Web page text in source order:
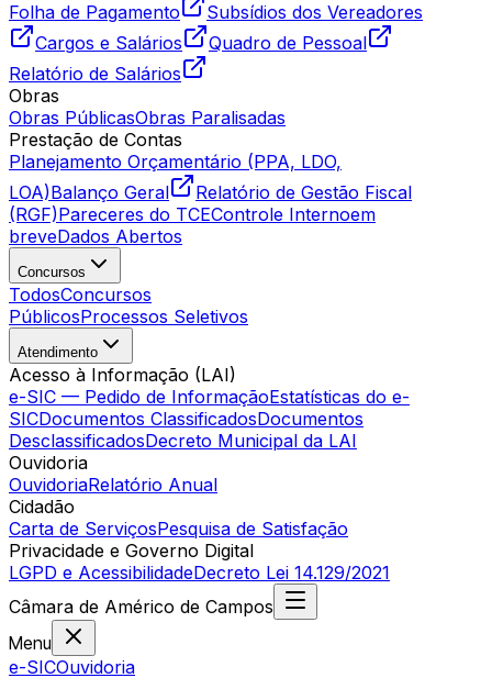
Folha de Pagamento
Subsídios dos Vereadores
Cargos e Salários
Quadro de Pessoal
Relatório de Salários
Obras
Obras PúblicasObras Paralisadas
Prestação de Contas
Planejamento Orçamentário (PPA, LDO,
LOA)Balanço Geral
Relatório de Gestão Fiscal
(RGF)Pareceres do TCEControle Internoem
breveDados Abertos
Concursos
TodosConcursos
PúblicosProcessos Seletivos
Atendimento
Acesso à Informação (LAI)
e-SIC — Pedido de InformaçãoEstatísticas do e-
SICDocumentos ClassificadosDocumentos
DesclassificadosDecreto Municipal da LAI
Ouvidoria
OuvidoriaRelatório Anual
Cidadão
Carta de ServiçosPesquisa de Satisfação
Privacidade e Governo Digital
LGPD e AcessibilidadeDecreto Lei 14.129/2021
Câmara de Américo de Campos
Menu
e-SICOuvidoria